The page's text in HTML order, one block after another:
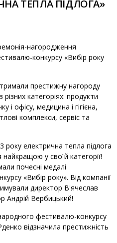
ТЕПЛА ПІДЛОГА»
нагородження
конкурсу «Вибір року
престижну нагороду
категоріях: продукти
і офісу, медицина і гігієна,
комплекси, сервіс та
року електрична тепла підлога
у своїй категорії!
почесні медалі
«Вибір року». Від компанії
директор В'ячеслав
Андрій Вербицький!
фестивалю-конкурсу
відзначила престижність